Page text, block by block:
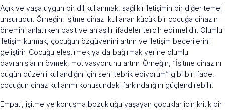
Açık ve yaşa uygun bir dil kullanmak, sağlıklı iletişimin bir diğer temel
unsurudur. Örneğin, işitme cihazı kullanan küçük bir çocuğa cihazın
önemini anlatırken basit ve anlaşılır ifadeler tercih edilmelidir. Olumlu
iletişim kurmak, çocuğun özgüvenini artırır ve iletişim becerilerini
geliştirir. Çocuğu eleştirmek ya da bağırmak yerine olumlu
davranışlarını övmek, motivasyonunu artırır. Örneğin, “İşitme cihazını
bugün düzenli kullandığın için seni tebrik ediyorum” gibi bir ifade,
çocuğun cihaz kullanımı konusundaki farkındalığını güçlendirebilir.
Empati, işitme ve konuşma bozukluğu yaşayan çocuklar için kritik bir